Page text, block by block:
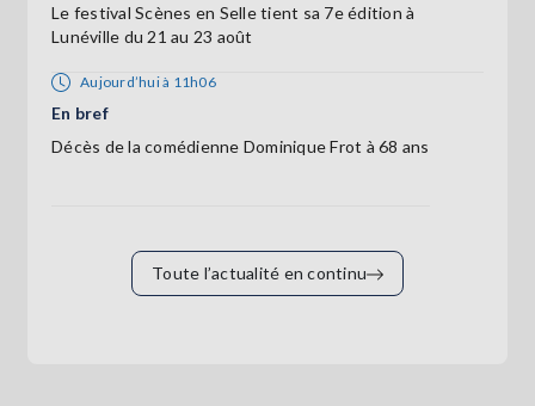
Le festival Scènes en Selle tient sa 7e édition à
Lunéville du 21 au 23 août
Aujourd’hui à 11h06
En bref
Décès de la comédienne Dominique Frot à 68 ans
Toute l’actualité en continu